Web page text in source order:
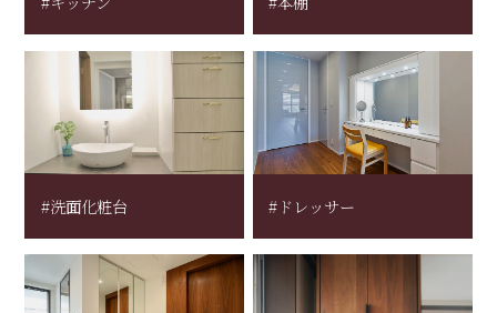
#洗面化粧台 #ドレッサー